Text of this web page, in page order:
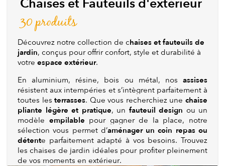
Chaises et Fauteuils d'extérieur
30 produits
Découvrez notre collection de chaises et fauteuils de
jardin, conçus pour offrir confort, style et durabilité à
votre espace extérieur.
En aluminium, résine, bois ou métal, nos assises
résistent aux intempéries et s’intègrent parfaitement à
toutes lesterrasses. Que vous recherchiez unechaise
pliante légère et pratique, un fauteuil design ou un
modèle empilable pour gagner de la place, notre
sélection vous permet d’aménager un coin repas ou
détente parfaitement adapté à vos besoins. Trouvez
les chaises de jardin idéales pour profiter pleinement
de vos moments en extérieur.